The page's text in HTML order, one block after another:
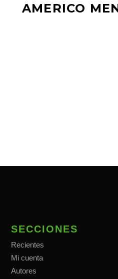
AMERICO
SECCIONES
Recientes
Mi cuenta
Autores